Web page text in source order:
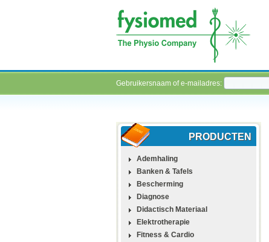
Gebruikersnaam of e-mailadres:
PRODUCTEN
Ademhaling
Banken & Tafels
Bescherming
Diagnose
Didactisch Materiaal
Elektrotherapie
Fitness & Cardio